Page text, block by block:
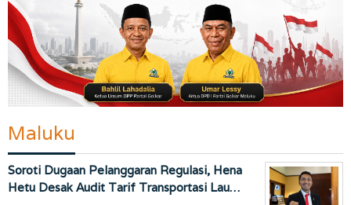
Maluku
Soroti Dugaan Pelanggaran Regulasi, Hena
Hetu Desak Audit Tarif Transportasi Lau…